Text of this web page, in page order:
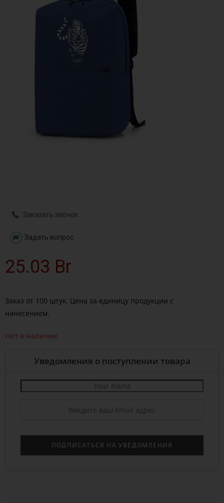
Заказать звонок
Задать вопрос
25.03 Br
Заказ от 100 штук. Цена за единицу продукции с
нанесением.
Нет в наличии
Уведомления о поступлении товара